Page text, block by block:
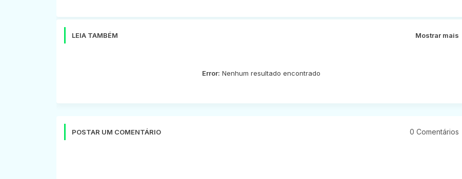
LEIA TAMBÉM Mostrar mais
Error: Nenhum resultado encontrado
POSTAR UM COMENTÁRIO 0 Comentários